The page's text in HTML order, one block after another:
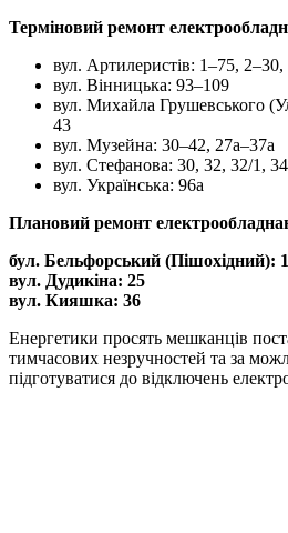
Терміновий ремонт
вул. Артилеристів: 1–75,
вул. Вінницька: 93–109
вул. Михайла Грушевського
43
вул. Музейна: 30–42, 27а–37а
вул. Стефанова: 30, 32, 32/1,
вул. Українська: 96а
Плановий ремонт
бул. Бельфорський (Пішохідний):
вул. Дудикіна: 25
вул. Кияшка: 36
Енергетики просять мешканців
тимчасових незручностей та за
підготуватися до відключень